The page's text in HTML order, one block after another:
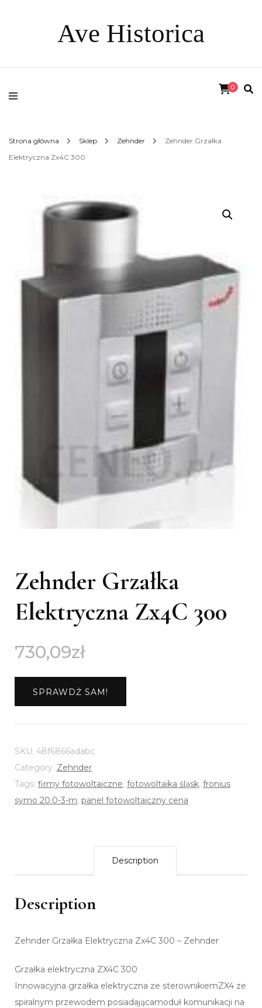
Ave Historica
0
Strona główna Sklep Zehnder
Zehnder Grzałka
Elektryczna Zx4C 300
Zehnder Grzałka
Elektryczna Zx4C 300
730,09zł
SPRAWDŹ SAM!
SKU: 48f6866adabc
Category: Zehnder
Tags: firmy fotowoltaiczne, fotowoltaika śląsk, fronius
symo 20.0-3-m, panel fotowoltaiczny cena
Description
Description
Zehnder Grzałka Elektryczna Zx4C 300 – Zehnder
Grzałka elektryczna ZX4C 300
Innowacyjna grzałka elektryczna ze sterownikiemZX4 ze
spiralnym przewodem posiadającamoduł komunikacji na